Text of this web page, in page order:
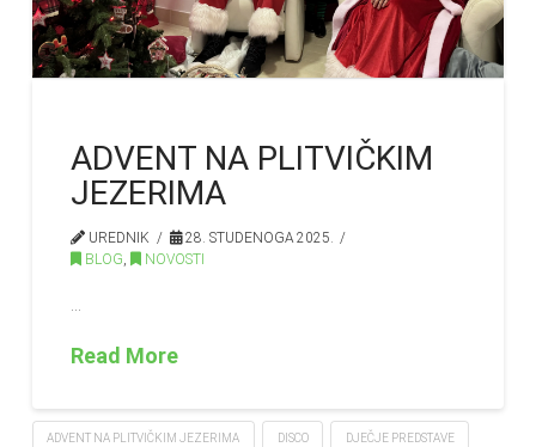
ADVENT NA PLITVIČKIM
JEZERIMA
UREDNIK
28. STUDENOGA 2025.
BLOG, NOVOSTI
Read More
ADVENT NA PLITVIČKIM JEZERIMA DISCO DJEČJE PREDSTAVE